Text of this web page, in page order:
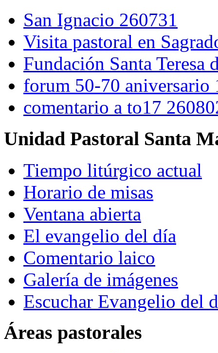
San Ignacio 260731
Visita pastoral en
Fundación Santa Teresa
forum 50-70 aniversario
comentario a to17
Unidad Pastoral Santa
Tiempo litúrgico actual
Horario de misas
Ventana abierta
El evangelio del día
Comentario laico
Galería de imágenes
Escuchar Evangelio del
Áreas pastorales